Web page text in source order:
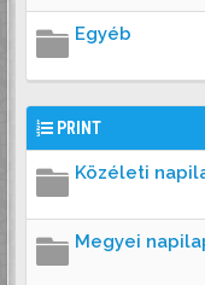
Egyéb
PRINT
Közéleti
Megyei